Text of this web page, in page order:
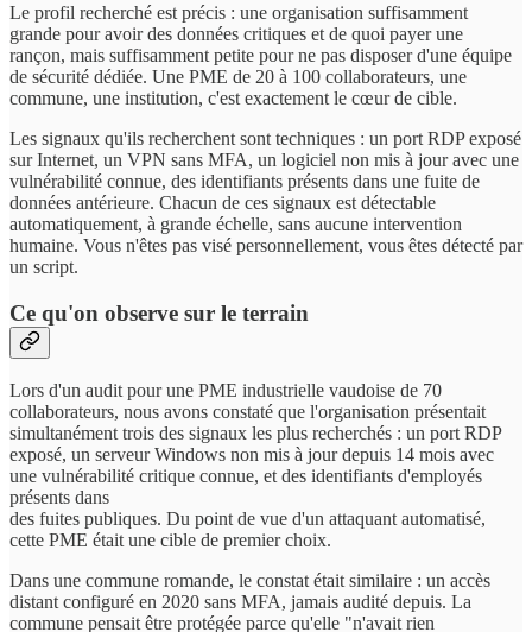
Le profil recherché est précis : une organisation suffisamment
grande pour avoir des données critiques et de quoi payer une
rançon, mais suffisamment petite pour ne pas disposer d'une équipe
de sécurité dédiée. Une PME de 20 à 100 collaborateurs, une
commune, une institution, c'est exactement le cœur de cible.
Les signaux qu'ils recherchent sont techniques : un port RDP exposé
sur Internet, un VPN sans MFA, un logiciel non mis à jour avec une
vulnérabilité connue, des identifiants présents dans une fuite de
données antérieure. Chacun de ces signaux est détectable
automatiquement, à grande échelle, sans aucune intervention
humaine. Vous n'êtes pas visé personnellement, vous êtes détecté par
un script.
Ce qu'on observe sur le terrain
Lors d'un audit pour une PME industrielle vaudoise de 70
collaborateurs, nous avons constaté que l'organisation présentait
simultanément trois des signaux les plus recherchés : un port RDP
exposé, un serveur Windows non mis à jour depuis 14 mois avec
une vulnérabilité critique connue, et des identifiants d'employés
présents dans
des fuites publiques. Du point de vue d'un attaquant automatisé,
cette PME était une cible de premier choix.
Dans une commune romande, le constat était similaire : un accès
distant configuré en 2020 sans MFA, jamais audité depuis. La
commune pensait être protégée parce qu'elle "n'avait rien